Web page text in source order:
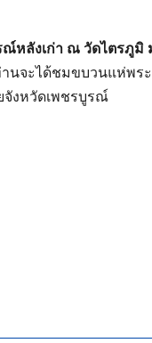
ณ์หลังเก่า ณ วัดไตรภู
นจะได้ชมขบวนแห่พร
จังหวัดเพชรบูรณ์